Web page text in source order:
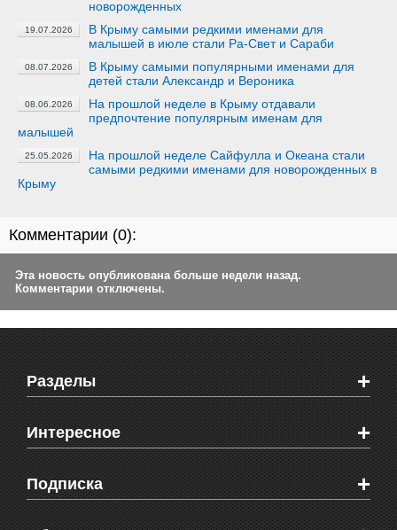
новорожденных
19.07.2026
В Крыму самыми редкими именами для
малышей в июле стали Ра-Свет и Сараби
08.07.2026
В Крыму самыми популярными именами для
детей стали Александр и Вероника
08.06.2026
На прошлой неделе в Крыму отдавали
предпочтение популярным именам для
малышей
25.05.2026
На прошлой неделе Сайфулла и Океана стали
самыми редкими именами для новорожденных в
Крыму
Комментарии (0):
Эта новость опубликована больше недели назад.
Комментарии отключены.
Разделы +
Новости Феодосии
Новости Крыма
Мировые новости
Объявления
Здоровье
Интересное +
Видео о Феодосии
Веб-камеры Феодосии
Блоги феодосийцев
Подписка +
Печатная версия газеты "Кафа"